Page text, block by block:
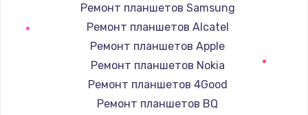
Заказать
Заказать
Ремонт планшетов Samsung
Ремонт планшетов Alcatel
Ремонт планшетов Apple
Ремонт планшетов Nokia
Ремонт планшетов 4Good
Ремонт планшетов BQ